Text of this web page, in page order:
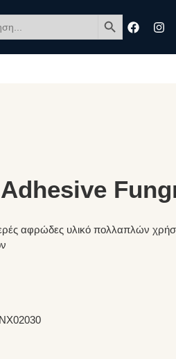
Search Button
αφρώδες υλικό πολλαπλών